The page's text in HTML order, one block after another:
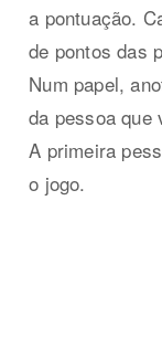
a pontuação.
de pontos das
Num papel,
da pessoa que
A primeira
o jogo.